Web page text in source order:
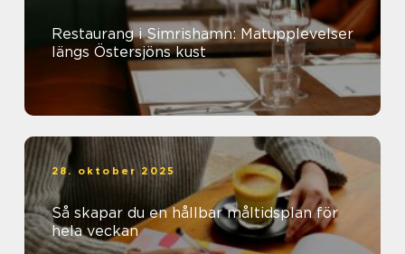
Restaurang i Simrishamn: Matupplevelser
längs Östersjöns kust
28. oktober 2025
Så skapar du en hållbar måltidsplan för
hela veckan